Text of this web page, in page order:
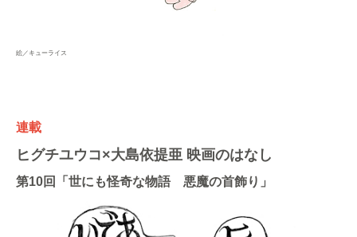
絵／キューライス
連載
ヒグチユウコ×大島依提亜 映画のはなし
第10回「世にも怪奇な物語 悪魔の首飾り」